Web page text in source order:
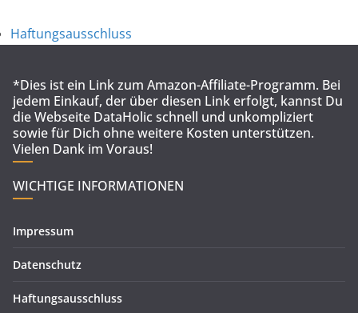
Haftungsausschluss
*Dies ist ein Link zum Amazon-Affiliate-Programm. Bei
jedem Einkauf, der über diesen Link erfolgt, kannst Du
die Webseite DataHolic schnell und unkompliziert
sowie für Dich ohne weitere Kosten unterstützen.
Vielen Dank im Voraus!
WICHTIGE INFORMATIONEN
Impressum
Datenschutz
Haftungsausschluss